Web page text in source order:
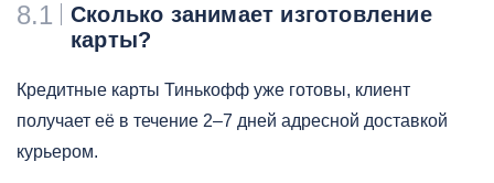
8.1
Сколько занимает изготовление
карты?
Кредитные карты Тинькофф уже готовы, клиент
получает её в течение 2–7 дней адресной доставкой
курьером.